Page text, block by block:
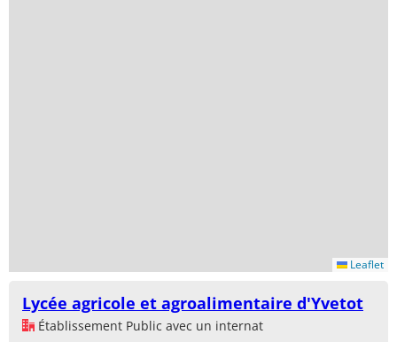
Leaflet
Lycée agricole et agroalimentaire d'Yvetot
Établissement Public avec un internat